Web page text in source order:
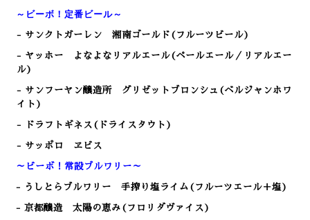
～ビーボ！定番ビール～
- サンクトガーレン 湘南ゴールド(フルーツビール)
- ヤッホー よなよなリアルエール(ペールエール／リアルエー
ル)
- サンフーヤン醸造所 グリゼットブロンシュ(ベルジャンホワ
イト)
- ドラフトギネス(ドライスタウト)
- サッポロ ヱビス
～ビーボ！常設ブルワリー～
- うしとらブルワリー 手搾り塩ライム(フルーツエール＋塩)
- 京都醸造 太陽の恵み(フロリダヴァイス)